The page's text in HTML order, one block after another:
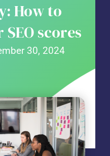
How to
scores
30, 2024